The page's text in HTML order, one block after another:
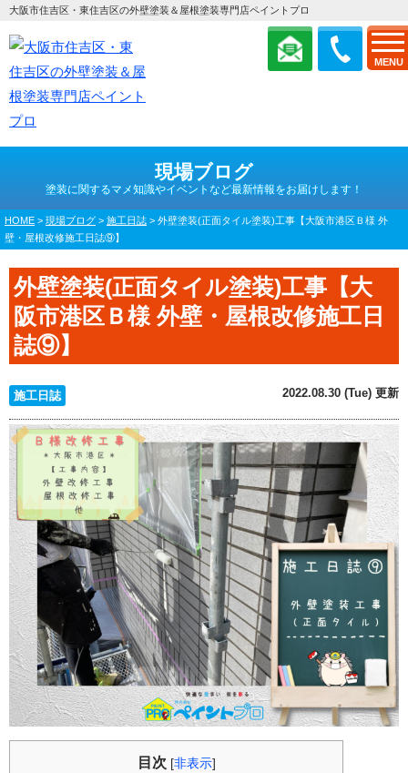
MENU
大阪市住吉区・東住吉区の外壁塗装＆屋根塗装専門店ペイントプロ
現場ブログ
塗装に関するマメ知識やイベントなど最新情報をお届けします！
HOME > 現場ブログ > 施工日誌 > 外壁塗装(正面タイル塗装)工事【大阪市港区Ｂ様 外
壁・屋根改修施工日誌⑨】
外壁塗装(正面タイル塗装)工事【大
阪市港区Ｂ様 外壁・屋根改修施工日
誌⑨】
施工日誌 2022.08.30 (Tue) 更新
目次 [非表示]